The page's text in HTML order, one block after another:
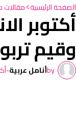
الصفحة الرئيسية مقالاتأكتوبر
وقيم
byأنامل عربية-